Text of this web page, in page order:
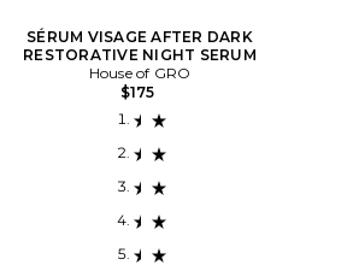
SÉRUM VISAGE AFTER DARK
RESTORATIVE NIGHT SERUM
House of GRO
$175